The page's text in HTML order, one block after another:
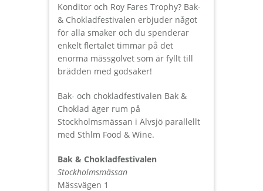
Konditor och Roy Fares Trophy? Bak-
& Chokladfestivalen erbjuder något
för alla smaker och du spenderar
enkelt flertalet timmar på det
enorma mässgolvet som är fyllt till
brädden med godsaker!
Bak- och chokladfestivalen Bak &
Choklad äger rum på
Stockholmsmässan i Älvsjö parallellt
med Sthlm Food & Wine.
Bak & Chokladfestivalen
Stockholmsmässan
Mässvägen 1